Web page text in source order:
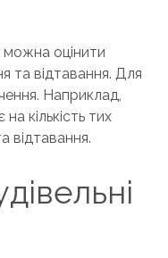
можна оцінити
та відтавання. Для
Наприклад,
кількість тих
відтавання.